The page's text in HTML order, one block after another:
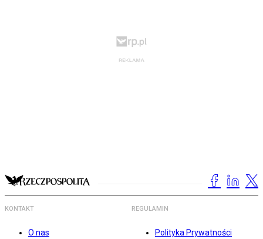
KONTAKT
O nas
REGULAMIN
Polityka Prywatności